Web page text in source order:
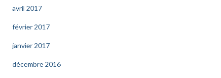
avril 2017
février 2017
janvier 2017
décembre 2016